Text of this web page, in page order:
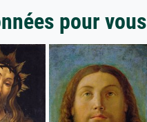
pour vous